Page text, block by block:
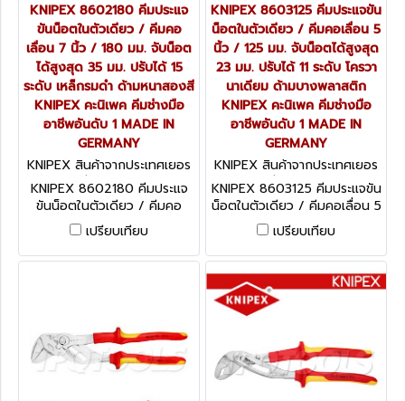
KNIPEX 8602180 คีมประแจ
ขันน็อตในตัวเดียว / คีมคอ
เลื่อน 7 นิ้ว / 180 มม. จับน็อต
ได้สูงสุด 35 มม. ปรับได้ 15
ระดับ เหล็กรมดำ ด้ามหนาสองสี
KNIPEX คะนิเพค คีมช่างมือ
อาชีพอันดับ 1 MADE IN
GERMANY
KNIPEX สินค้าจากประเทศเยอร
มนี 8602180
KNIPEX 8602180 คีมประแจ
ขันน็อตในตัวเดียว / คีมคอ
เลื่อน 7 นิ้ว / 180 มม. จับน็อต
ได้สูงสุด 35 มม. ปรับได้ 15
ระดับ เหล็กรมดำ ด้ามหนาสองสี
เปรียบเทียบ
KNIPEX 8603125 คีมประแจขัน
น็อตในตัวเดียว / คีมคอเลื่อน 5
นิ้ว / 125 มม. จับน็อตได้สูงสุด
23 มม. ปรับได้ 11 ระดับ โครวา
นาเดียม ด้ามบางพลาสติก
KNIPEX คะนิเพค คีมช่างมือ
อาชีพอันดับ 1 MADE IN
GERMANY
KNIPEX สินค้าจากประเทศเยอร
มนี 8603125
KNIPEX 8603125 คีมประแจขัน
น็อตในตัวเดียว / คีมคอเลื่อน 5
นิ้ว / 125 มม. จับน็อตได้สูงสุด
23 มม. ปรับได้ 11 ระดับ โครวา
นาเดียม ด้ามบางพลาสติก
KNIPEX คะนิเพค คีมช่างมือ
อาชีพอันดับ 1 MADE IN
GERMANY
เปรียบเทียบ